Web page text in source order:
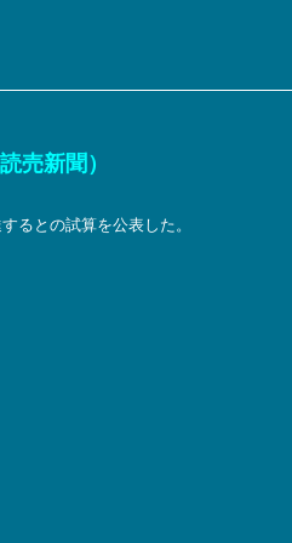
売新聞）
るとの試算を公表した。